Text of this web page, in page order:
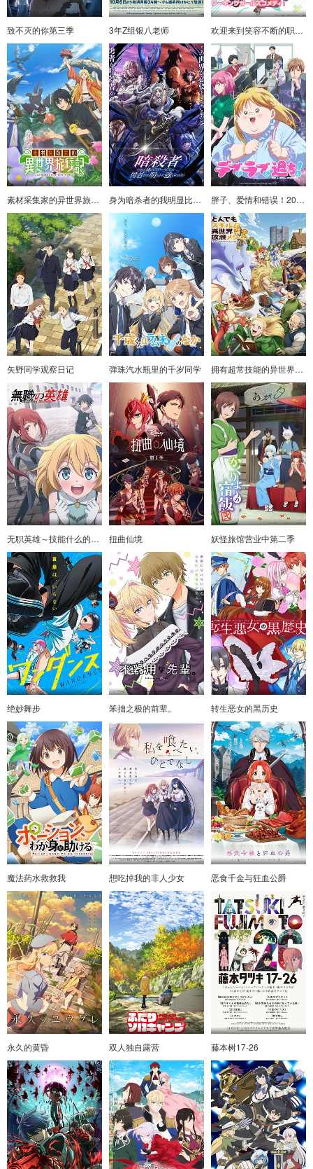
致不灭的你第三季 3年Z组银八老师 欢迎来到笑容不断的职场。
素材采集家的异世界旅行记 身为暗杀者的我明显比勇者还强 胖子、爱情和错误！2025
矢野同学观察日记 弹珠汽水瓶里的千岁同学 拥有超常技能的异世界流浪美食家第二季
无职英雄～技能什么的毫无用处～ 扭曲仙境 妖怪旅馆营业中第二季
绝妙舞步 笨拙之极的前辈。 转生恶女的黑历史
魔法药水救救我 想吃掉我的非人少女 恶食千金与狂血公爵
永久的黄昏 双人独自露营 藤本树17-26